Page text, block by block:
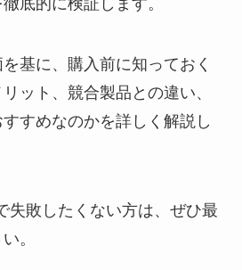
底的に検証します。
基に、購入前に知っておく
ット、競合製品との違い、
すめなのかを詳しく解説し
失敗したくない方は、ぜひ最
。